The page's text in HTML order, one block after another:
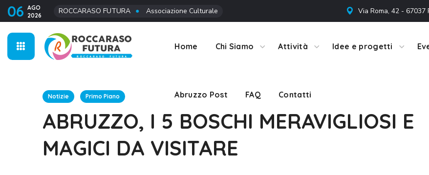
06 AGO
2026
ROCCARASO FUTURA ● Associazione Culturale Via Roma, 42 - 67037
Home Chi Siamo Attività Idee e progetti
Abruzzo Post FAQ Contatti
Abruzzo Post FAQ Contatti
Notizie Primo Piano
ABRUZZO, I 5 BOSCHI MERAVIGLIOSI E
MAGICI DA VISITARE